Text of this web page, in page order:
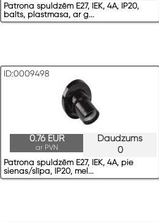
Patrona spuldzēm E27, IEK, 4A, IP20,
balts, plastmasa, ar g...
ID:0009498
Daudzums
0
0.76 EUR
ar PVN
Patrona spuldzēm E27, IEK, 4A, pie
sienas/slīpa, IP20, mel...